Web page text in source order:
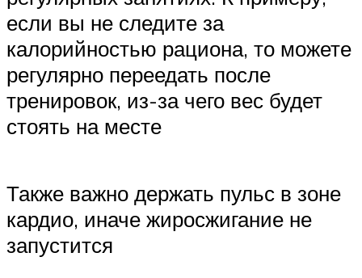
если вы не следите за
калорийностью рациона, то можете
регулярно переедать после
тренировок, из-за чего вес будет
стоять на месте
Также важно держать пульс в зоне
кардио, иначе жиросжигание не
запустится